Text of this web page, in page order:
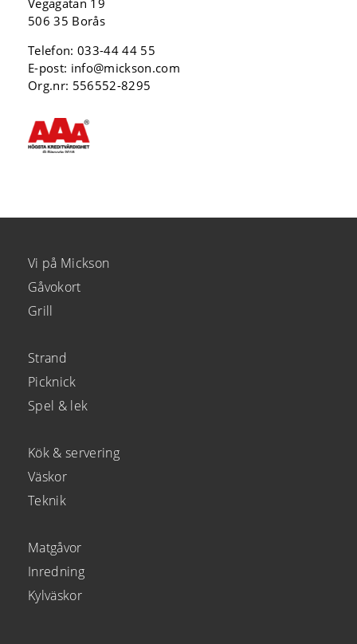
Vegagatan 19
506 35 Borås
Telefon:033-44 44 55
E-post: info@mickson.com
Org.nr: 556552-8295
Vi på Mickson
Gåvokort
Grill
Strand
Picknick
Spel & lek
Kök & servering
Väskor
Teknik
Matgåvor
Inredning
Kylväskor